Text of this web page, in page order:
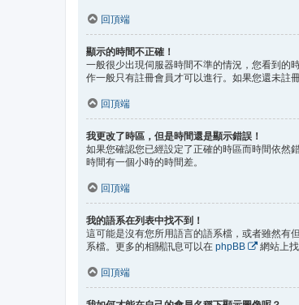
回頂端
顯示的時間不正確！
一般很少出現伺服器時間不準的情況，您看到的
作一般只有註冊會員才可以進行。如果您還未註
回頂端
我更改了時區，但是時間還是顯示錯誤！
如果您確認您已經設定了正確的時區而時間依然
時間有一個小時的時間差。
回頂端
我的語系在列表中找不到！
這可能是沒有您所用語言的語系檔，或者雖然有
系檔。更多的相關訊息可以在 phpBB 網站上找
回頂端